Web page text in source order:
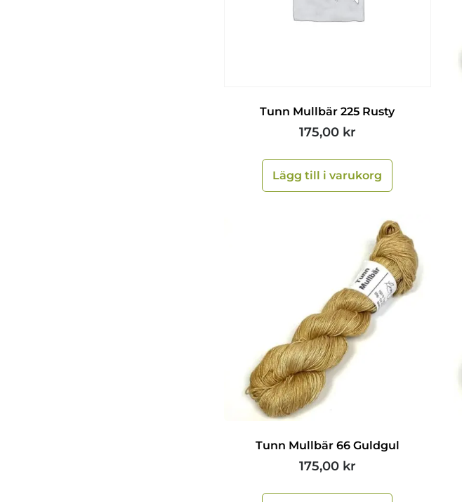
Tunn Mullbär 225 Rusty
175,00 kr
Lägg till i varukorg
Tunn Mullbär 66 Guldgul
175,00 kr